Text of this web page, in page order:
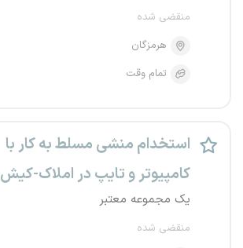
منقضی شده
هرمزگان
تمام وقت
استخدام منشی مسلط به کار با
کامپیوتر و تایپ در املاک-کیش
یک مجموعه معتبر
منقضی شده